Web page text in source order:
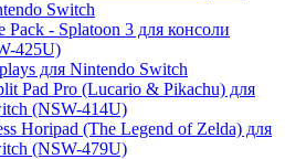
Switch
- Splatoon 3 для консоли
425U)
для Nintendo Switch
Pad Pro (Lucario & Pikachu) для
(NSW-414U)
Horipad (The Legend of Zelda) для
(NSW-479U)